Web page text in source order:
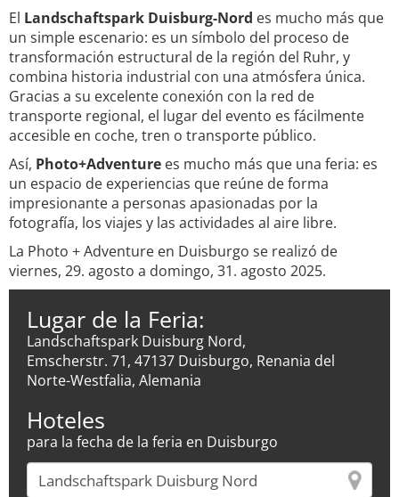
El Landschaftspark Duisburg-Nord es mucho más que
un simple escenario: es un símbolo del proceso de
transformación estructural de la región del Ruhr, y
combina historia industrial con una atmósfera única.
Gracias a su excelente conexión con la red de
transporte regional, el lugar del evento es fácilmente
accesible en coche, tren o transporte público.
Así, Photo+Adventure es mucho más que una feria: es
un espacio de experiencias que reúne de forma
impresionante a personas apasionadas por la
fotografía, los viajes y las actividades al aire libre.
La Photo + Adventure en Duisburgo se realizó de
viernes, 29. agosto a domingo, 31. agosto 2025.
Lugar de la Feria:
Landschaftspark Duisburg Nord,
Emscherstr. 71, 47137 Duisburgo, Renania del
Norte-Westfalia, Alemania
Hoteles
para la fecha de la feria en Duisburgo